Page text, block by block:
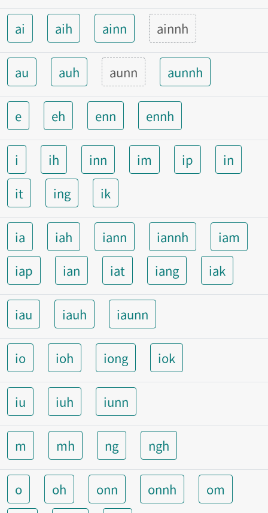
ai aih ainn ainnh
au auh aunn aunnh
e eh enn ennh
i ih inn im ip
in
it
ing ik
ia iah iann iannh
iam
iap
ian iat iang iak
iau iauh iaunn
io ioh iong iok
iu iuh iunn
m mh ng ngh
o oh onn onnh
om